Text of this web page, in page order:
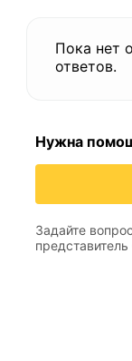
Пока нет
ответов.
Нужна
Задайте